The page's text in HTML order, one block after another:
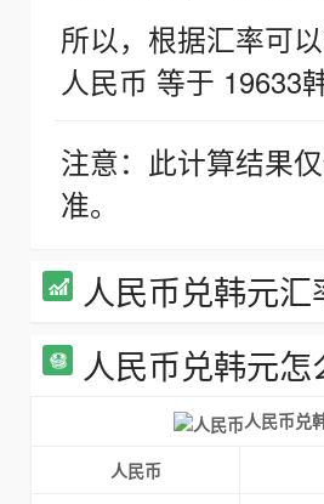
所以，根据汇率可
人民币 等于 19633
注意：此计算结果
准。
人民币兑韩元汇
人民币兑韩元怎
人民币兑
人民币